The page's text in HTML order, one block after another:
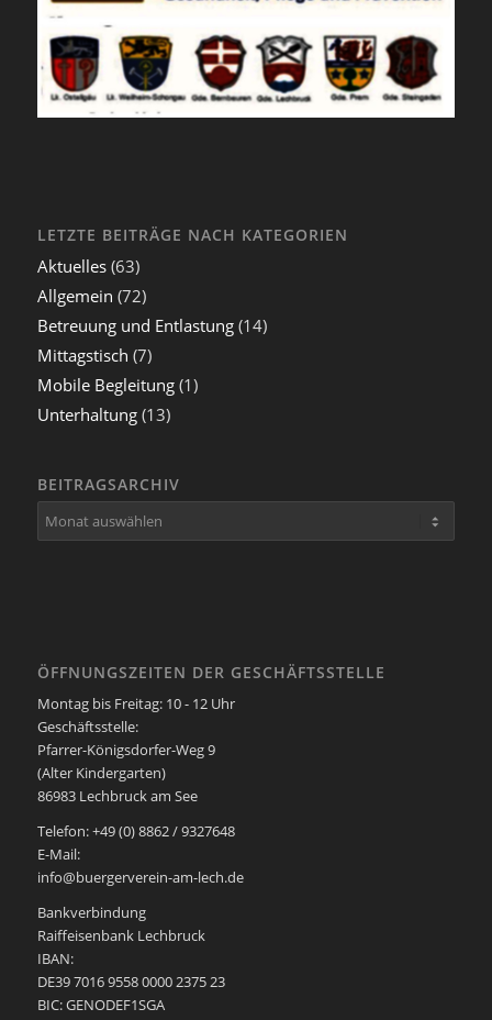
LETZTE BEITRÄGE NACH KATEGORIEN
Aktuelles(63)
Allgemein (72)
Betreuung und Entlastung(14)
Mittagstisch (7)
Mobile Begleitung(1)
Unterhaltung(13)
BEITRAGSARCHIV
ÖFFNUNGSZEITEN DER GESCHÄFTSSTELLE
Montag bis Freitag: 10 - 12 Uhr
Geschäftsstelle:
Pfarrer-Königsdorfer-Weg 9
(Alter Kindergarten)
86983 Lechbruck am See
Telefon: +49 (0) 8862 / 9327648
E-Mail:
info@buergerverein-am-lech.de
Bankverbindung
Raiffeisenbank Lechbruck
IBAN:
DE39 7016 9558 0000 2375 23
BIC: GENODEF1SGA